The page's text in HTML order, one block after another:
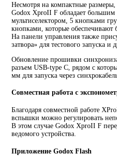
Несмотря на компактные размеры,
Godox XproII F обладает
мультиселектором, 5 кнопками
кнопками, которые обеспечивают
На панели управления также
затвора» для тестового запуска и
Обновление прошивки
разъем USB-type С, рядом с
мм для запуска через
Совместная работа с
Благодаря совместной работе
вспышки можно регулировать
В этом случае Godox XproII F
ведомого устройства.
Приложение Godox Flash